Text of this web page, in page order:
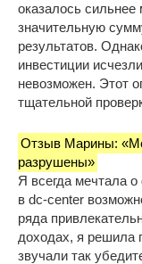
оказалось
значительную
результатов.
инвестиции
невозможен. Этот
тщательной
Отзыв Марины:
разрушены»
Я всегда мечтала
в dc-center
ряда
доходах, я решила
звучали так